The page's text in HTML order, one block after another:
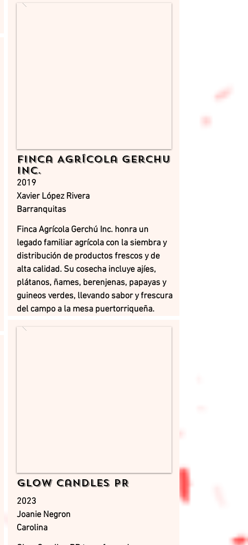
Finca Agrícola Gerchu
Inc.
2019
Xavier López Rivera
Barranquitas
Finca Agrícola Gerchú Inc. honra un
legado familiar agrícola con la siembra y
distribución de productos frescos y de
alta calidad. Su cosecha incluye ajíes,
plátanos, ñames, berenjenas, papayas y
guineos verdes, llevando sabor y frescura
del campo a la mesa puertorriqueña.
Glow Candles PR
2023
Joanie Negron
Carolina